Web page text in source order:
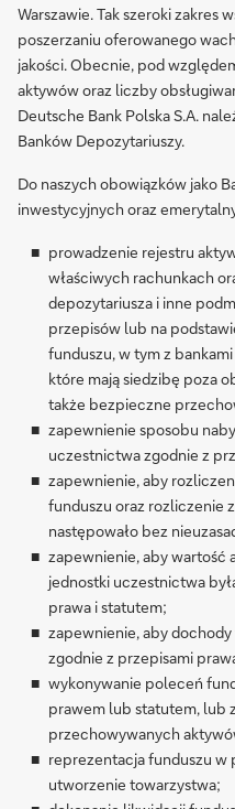
Warszawie. Tak szeroki zakres
poszerzaniu oferowanego
jakości. Obecnie, pod
aktywów oraz liczby
Deutsche Bank Polska S.A.
Banków Depozytariuszy.
Do naszych obowiązków jako
inwestycyjnych oraz
prowadzenie rejestru
właściwych rachunkach
depozytariusza i inne
przepisów lub na
funduszu, w tym z
które mają siedzibę poza
także bezpieczne
zapewnienie sposobu
uczestnictwa zgodnie z
zapewnienie, aby
funduszu oraz rozliczenie
następowało bez
zapewnienie, aby wartość
jednostki uczestnictwa
prawa i statutem;
zapewnienie, aby
zgodnie z przepisami
wykonywanie poleceń
prawem lub statutem, lub
przechowywanych
reprezentacja funduszu w
utworzenie towarzystwa;